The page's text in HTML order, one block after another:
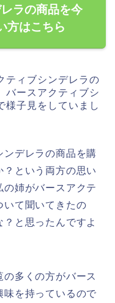
ラの商品を今
方はこちら
ティブシンデレラの
バースアクティブシ
様子見をしていまし
ンデレラの商品を購
？という両方の思い
姉がバースアクテ
いて聞いてきたの
と思ったんですよ
多くの方がバース
味を持っているので